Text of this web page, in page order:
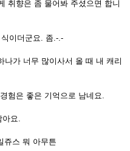
취향은 좀 물어봐 주셨으면 합니
이더군요. 좀.-.-
나가 너무 많이사서 올 때 내 캐리
험은 좋은 기억으로 남네요.
아요.
쥬스 뭐 아무튼